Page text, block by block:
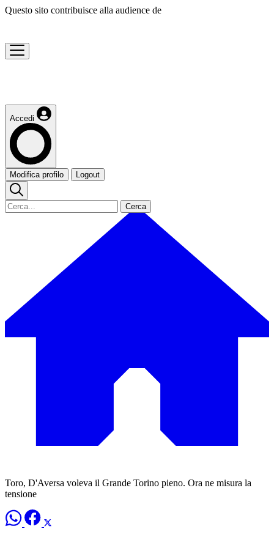
Questo sito contribuisce alla audience de
Accedi
Modifica profilo Logout
Cerca
Toro, D'Aversa voleva il Grande Torino pieno. Ora ne misura la
tensione